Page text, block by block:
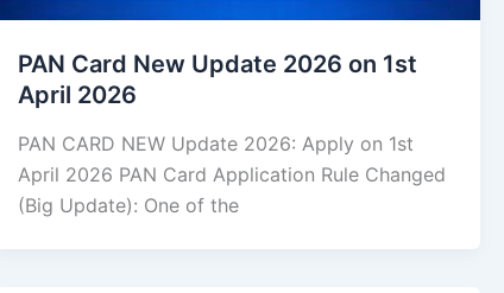
PAN Card New Update 2026 on 1st
April 2026
PAN CARD NEW Update 2026: Apply on 1st
April 2026 PAN Card Application Rule Changed
(Big Update): One of the